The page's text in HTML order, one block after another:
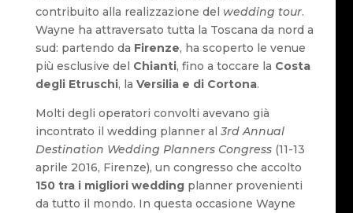
contribuito alla realizzazione del wedding tour.
Wayne ha attraversato tutta la Toscana da nord a
sud: partendo da Firenze, ha scoperto le venue
più esclusive del Chianti, fino a toccare la Costa
degli Etruschi, la Versilia e di Cortona.
Molti degli operatori convolti avevano già
incontrato il wedding planner al 3rd Annual
Destination Wedding Planners Congress(11-13
aprile 2016, Firenze), un congresso che accolto
150 tra i migliori weddingplanner provenienti
da tutto il mondo. In questa occasione Wayne